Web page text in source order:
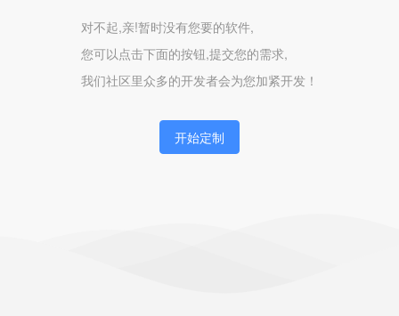
对不起,亲!暂时没有您要的软件,
您可以点击下面的按钮,提交您的需求,
我们社区里众多的开发者会为您加紧开发！
开始定制